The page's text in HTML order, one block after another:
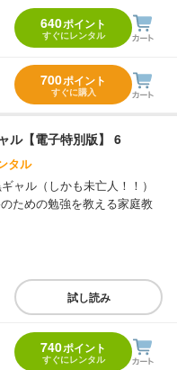
640ポイント
すぐにレンタル
700ポイント
すぐに購入
ル【電子特別版】 6
タル
ャル（しかも未亡人！！）
ための勉強を教える家庭教
試し読み
740ポイント
すぐにレンタル